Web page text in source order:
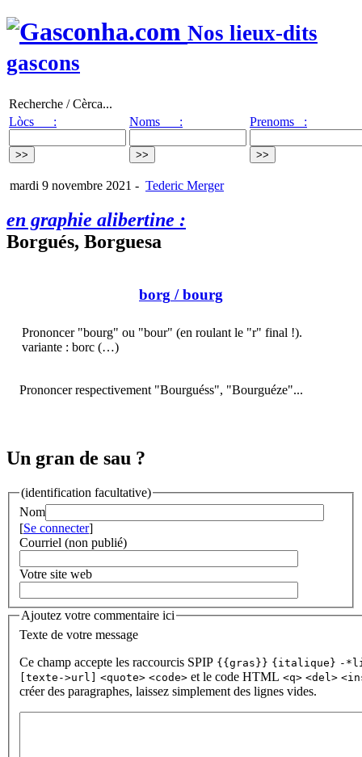
Nos lieux-dits
gascons
Recherche / Cèrca...
Lòcs :
Noms : Prenoms :
mardi 9 novembre 2021 - Tederic Merger
en graphie alibertine :
Borgués, Borguesa
borg / bourg
Prononcer "bourg" ou "bour" (en roulant le "r" final !).
variante : borc (…)
Prononcer respectivement "Bourguéss", "Bourguéze"...
Un gran de sau ?
(identification facultative)
Nom
[Se connecter]
Courriel (non publié)
Votre site web
Ajoutez votre commentaire ici
Texte de votre message
Ce champ accepte les raccourcis SPIP {{gras}} {italique} -
[texte->url] <quote> <code> et le code HTML <q> <del>
créer des paragraphes, laissez simplement des lignes vides.